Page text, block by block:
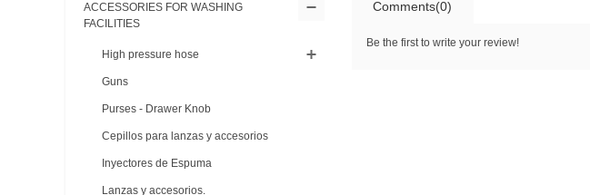
ACCESSORIES FOR WASHING
FACILITIES
High pressure hose
Guns
Purses - Drawer Knob
Cepillos para lanzas y accesorios
Inyectores de Espuma
Lanzas y accesorios.
Comments(0)
Be the first to write your review!